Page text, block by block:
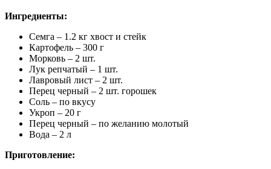
Ингредиенты:
Семга – 1.2 кг хвост и стейк
Картофель – 300 г
Морковь – 2 шт.
Лук репчатый – 1 шт.
Лавровый лист – 2 шт.
Перец черный – 2 шт. горошек
Соль – по вкусу
Укроп – 20 г
Перец черный – по желанию молотый
Вода – 2 л
Приготовление: